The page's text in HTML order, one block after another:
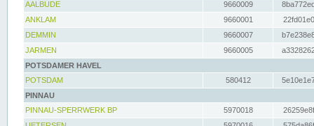
AALBUDE
9660009
ANKLAM
9660001
DEMMIN
9660007
JARMEN
9660005
POTSDAMER HAVEL
POTSDAM
580412
PINNAU
PINNAU-SPERRWERK BP
5970018